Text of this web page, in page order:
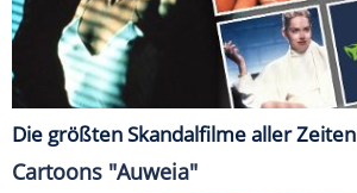
Die größten Skandalfilme aller Zeiten
Cartoons "Auweia"